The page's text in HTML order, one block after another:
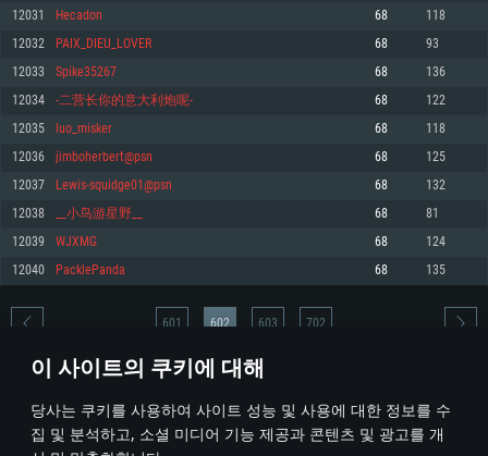
이 사이트의 쿠키에 대해
당사는 쿠키를 사용하여 사이트 성능 및 사용에 대한 정보를 수
집 및 분석하고, 소셜 미디어 기능 제공과 콘텐츠 및 광고를 개
그래픽 카드: DirectX 11 이상을 지원하는 AMD Radeon 77XX / NVIDIA
GeForce GT 660. 최소 사양 해상도: 720p
네트워크: 브로드밴드 인터넷
여유 저장 공간: 22.1 GB (최소 클라이언트)
권장 사양
570 혹은 그 이상
여유 저장 공간: 62.2 GB (전체 클라이언트)
그래픽 카드: Metal 을 지원하는 Intel Iris Pro 5200 (Mac), 혹은 이와 비슷한 성
능을 가지는 Mac 버전의 AMD/Nvidia. 최소 해상도: 720p
네트워크: 브로드밴드 인터넷
여유 저장 공간: 22.1 GB (최소 클라이언트)
권장 사양
네트워크: 브로드밴드 인터넷
여유 저장 공간: 62.2 GB (전체 클라이언트)
그래픽 카드: Vulkan 을 지원하고, 최신 그래픽 드라이버를 지원하는 NVIDIA
660 (6개월 미만) 혹은 그와 동급의 성능을 가지며 최신 그래픽 드라이버를 지
원하는 AMD (6개월 미만; 최소사양 지원 해상도 720p)
네트워크: 브로드밴드 인터넷
여유 저장 공간: 22.1 GB (최소 클라이언트)
권장 사양
운영체제: Ubuntu 20.04 64bit
프로세서: Intel Core i7
메모리: 16 GB
그래픽 카드: Vulkan 을 지원하고, 최신 그래픽 드라이버를 지원하는 NVIDIA
1060 (6개월 미만) 혹은 그와 동급의 성능을 가지며 최신 그래픽 드라이버를
지원하는 AMD RX 570 (6개월 미만; 최소사양 지원 해상도 720p) 이상
여유 저장 공간: 62.2 GB (전체 클라이언트)
12031 Hecadon 68 118
12032 PAIX_DIEU_LOVER 68 93
12033 Spike35267 68 136
12034 -二营长你的意大利炮呢- 68 122
12035 luo_misker 68 118
12036 jimboherbert@psn 68 125
12037 Lewis-squidge01@psn 68 132
12038 __小鸟游星野__ 68 81
12039 WJXMG 68 124
12040 PacklePanda 68 135
* 순위표는 매일 1회 갱신됩니다
601 602 603 702